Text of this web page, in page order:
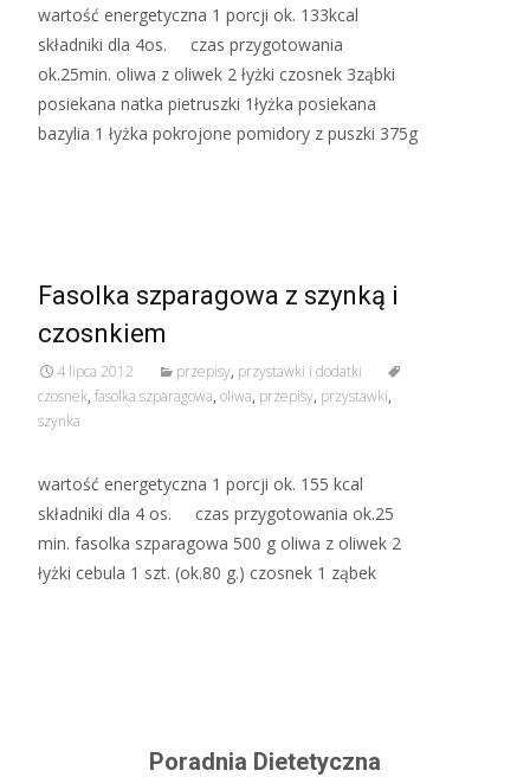
wartość energetyczna 1 porcji ok. 133kcal
składniki dla 4os. czas przygotowania
ok.25min. oliwa z oliwek 2 łyżki czosnek 3ząbki
posiekana natka pietruszki 1łyżka posiekana
bazylia 1 łyżka pokrojone pomidory z puszki 375g
Fasolka szparagowa z szynką i
czosnkiem
4 lipca 2012 przepisy, przystawki i dodatki
czosnek, fasolka szparagowa, oliwa, przepisy, przystawki,
szynka
wartość energetyczna 1 porcji ok. 155 kcal
składniki dla 4 os. czas przygotowania ok.25
min. fasolka szparagowa 500 g oliwa z oliwek 2
łyżki cebula 1 szt. (ok.80 g.) czosnek 1 ząbek
Poradnia Dietetyczna